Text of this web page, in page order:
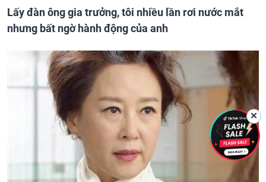
Lấy đàn ông gia trưởng, tôi nhiều lần rơi nước mắt
nhưng bất ngờ hành động của anh
✕